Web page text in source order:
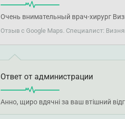
Очень внимательный врач-хирург
Отзыв с Google Maps. Специалист:
Ответ от администрации
Анно, щиро вдячні за ваш втішний